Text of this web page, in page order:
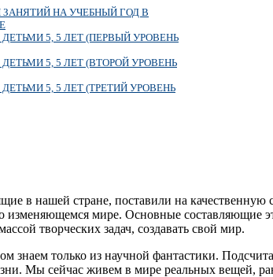
НА УЧЕБНЫЙ ГОД В
5, 5 ЛЕТ (ПЕРВЫЙ УРОВЕНЬ
5, 5 ЛЕТ (ВТОРОЙ УРОВЕНЬ
5, 5 ЛЕТ (ТРЕТИЙ УРОВЕНЬ
в нашей стране, поставили на качественную
мире. Основные составляющие
творческих задач, создавать свой мир.
знаем только из научной фантастики.
Мы сейчас живем в мире реальных вещей,